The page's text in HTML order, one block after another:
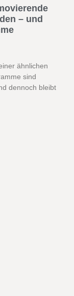
– und
ähnlichen
sind
dennoch bleibt